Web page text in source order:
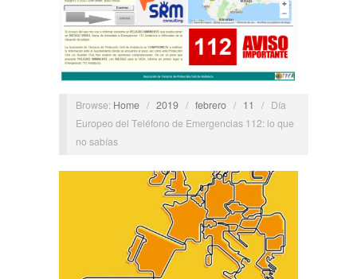
Browse: Home / 2019 / febrero / 11 / Día
Europeo del Teléfono de Emergencias 112: lo que
no sabías